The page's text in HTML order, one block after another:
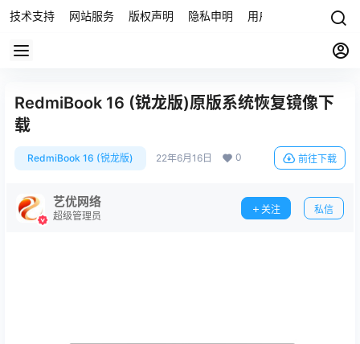
技术支持 网站服务 版权声明 隐私申明 用户协议 联系我们
RedmiBook 16 (锐龙版)原版系统恢复镜像下
载
RedmiBook 16 (锐龙版) 22年6月16日 0 前往下载
艺优网络
超级管理员
关注 私信